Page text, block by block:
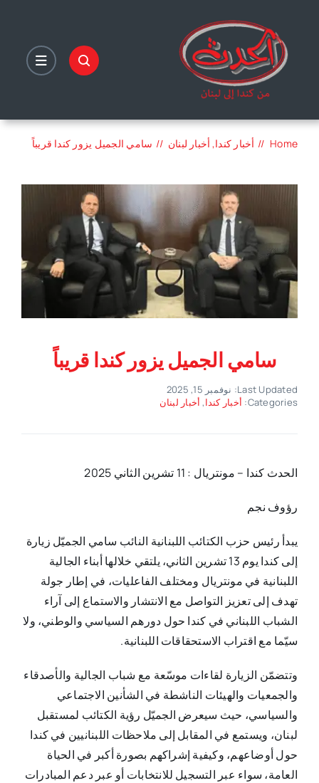
content
Home أخبار كندا أخبار لبنان سامي الجميل يزور كندا قريباً
سامي الجميل يزور كندا قريباً
Last Updated: نوفمبر 15, 2025
Categories: أخبار كندا, أخبار لبنان
الحدث كندا – مونتريال : 11 تشرين الثاني 2025
رؤوف نجم
يبدأ رئيس حزب الكتائب اللبنانية النائب سامي الجميّل زيارة
إلى كندا يوم 13 تشرين الثاني، يلتقي خلالها أبناء الجالية
اللبنانية في مونتريال ومختلف الفاعليات، في إطار جولة
تهدف إلى تعزيز التواصل مع الانتشار والاستماع إلى آراء
الشباب اللبناني في كندا حول دورهم السياسي والوطني، ولا
سيّما مع اقتراب الاستحقاقات اللبنانية.
وتتضمّن الزيارة لقاءات موسّعة مع شباب الجالية والأصدقاء
والجمعيات والهيئات الناشطة في الشأنين الاجتماعي
والسياسي، حيث سيعرض الجميّل رؤية الكتائب لمستقبل
لبنان، ويستمع في المقابل إلى ملاحظات اللبنانيين في كندا
حول أوضاعهم، وكيفية إشراكهم بصورة أكبر في الحياة
العامة، سواء عبر التسجيل للانتخابات أو عبر دعم المبادرات